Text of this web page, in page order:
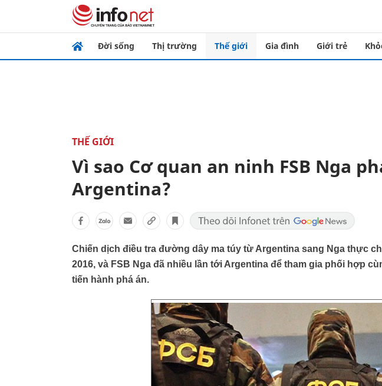
Đời sống Thị trường Thế giới Gia đình Giới trẻ
THẾ GIỚI
Vì sao Cơ quan an ninh FSB Nga
Argentina?
Chiến dịch điều tra đường dây ma túy từ Argentina sang Nga thực
2016, và FSB Nga đã nhiều lần tới Argentina để tham gia phối hợp
tiến hành phá án.